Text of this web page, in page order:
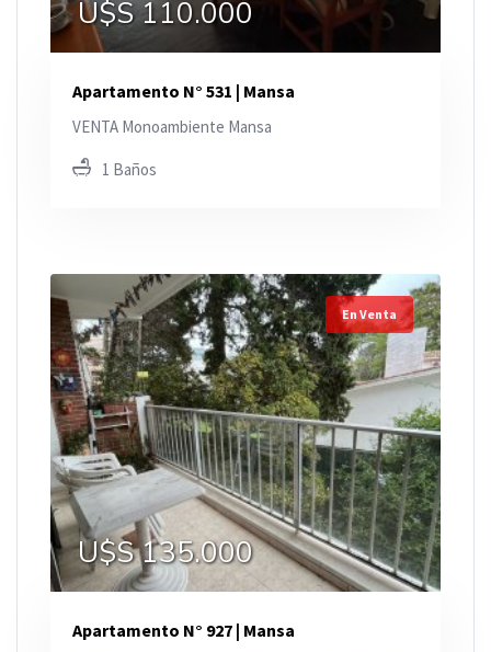
U$S 110.000
Apartamento N° 531 | Mansa
VENTA Monoambiente Mansa
1 Baños
En Venta
U$S 135.000
Apartamento N° 927 | Mansa